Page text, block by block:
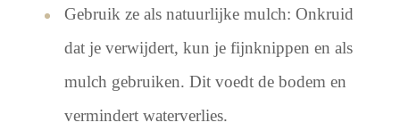
Gebruik ze als natuurlijke mulch: Onkruid
dat je verwijdert, kun je fijnknippen en als
mulch gebruiken. Dit voedt de bodem en
vermindert waterverlies.